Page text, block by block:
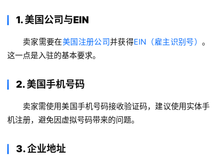
1. 美国公司与EIN
卖家需要在美国注册公司并获得EIN（雇主识别号）。
这一点是入驻的基本要求。
2. 美国手机号码
卖家需使用美国手机号码接收验证码，建议使用实体手
机注册，避免因虚拟号码带来的问题。
3. 企业地址